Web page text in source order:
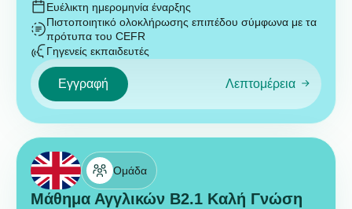
Ευέλικτη ημερομηνία έναρξης
Πιστοποιητικό ολοκλήρωσης επιπέδου σύμφωνα με τα
πρότυπα του CEFR
Γηγενείς εκπαιδευτές
Εγγραφή Λεπτομέρεια
Ομάδα
Μάθημα Αγγλικών B2.1 Καλή Γνώση